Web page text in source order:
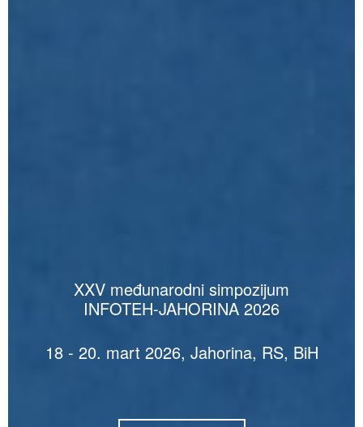
XXV međunarodni simpozijum
INFOTEH-JAHORINA 2026
18 - 20. mart 2026, Jahorina, RS, BiH